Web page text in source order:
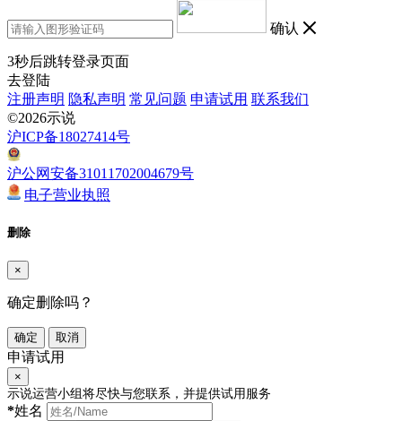
确认
3秒后跳转登录页面
去登陆
注册声明 隐私声明 常见问题 申请试用 联系我们
©2026示说
沪ICP备18027414号
沪公网安备31011702004679号
电子营业执照
删除
×
确定删除吗？
确定 取消
申请试用
×
示说运营小组将尽快与您联系，并提供试用服务
*姓名